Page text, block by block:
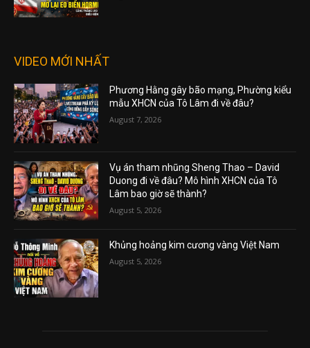
VIDEO MỚI NHẤT
Phương Hằng gây bão mạng, Phường kiểu
mẫu XHCN của Tô Lâm đi về đâu?
August 7, 2026
Vụ án tham nhũng Sheng Thao – David
Duong đi về đâu? Mô hình XHCN của Tô
Lâm bao giờ sẽ thành?
August 5, 2026
Khủng hoảng kim cương vàng Việt Nam
August 5, 2026